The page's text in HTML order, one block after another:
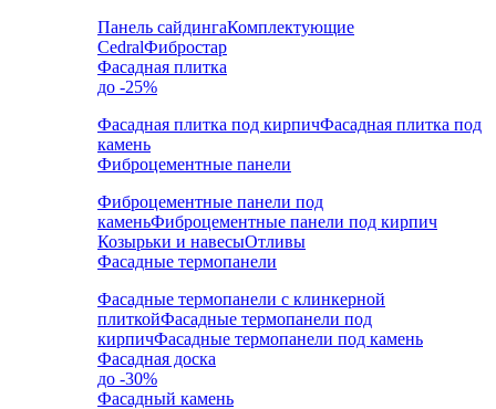
Панель сайдингаКомплектующие
CedralФибростар
Фасадная плитка
до -25%
Фасадная плитка под кирпичФасадная плитка под
камень
Фиброцементные панели
Фиброцементные панели под
каменьФиброцементные панели под кирпич
Козырьки и навесыОтливы
Фасадные термопанели
Фасадные термопанели с клинкерной
плиткойФасадные термопанели под
кирпичФасадные термопанели под камень
Фасадная доска
до -30%
Фасадный камень